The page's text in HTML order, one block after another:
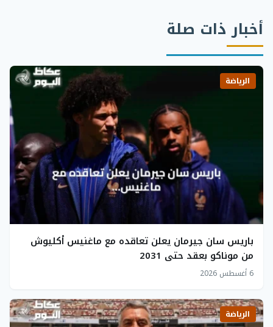
أخبار ذات صلة
الرياضة
باريس سان جيرمان يعلن تعاقده مع ماغنيس أكليوش
من موناكو بعقد حتى 2031
6 أغسطس 2026
الرياضة